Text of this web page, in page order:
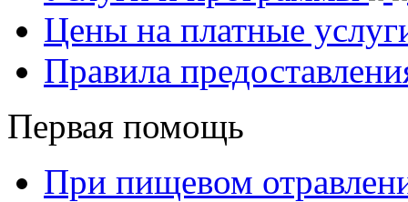
Цены на платные
Правила
Первая помощь
При пищевом